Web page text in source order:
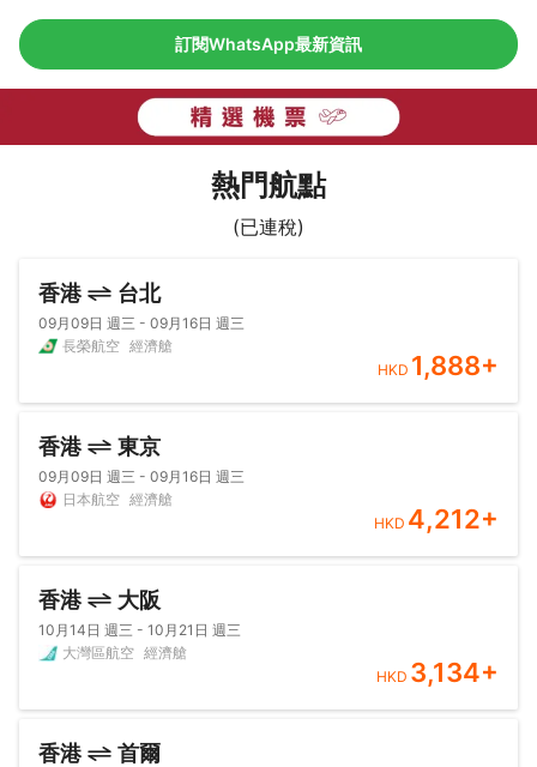
訂閱WhatsApp最新資訊
熱門航點
(已連稅)
香港 台北
09月09日 週三 - 09月16日 週三
長榮航空 經濟艙
HKD 1,888+
香港 東京
09月09日 週三 - 09月16日 週三
日本航空 經濟艙
HKD 4,212+
香港 大阪
10月14日 週三 - 10月21日 週三
大灣區航空 經濟艙
HKD 3,134+
香港 首爾